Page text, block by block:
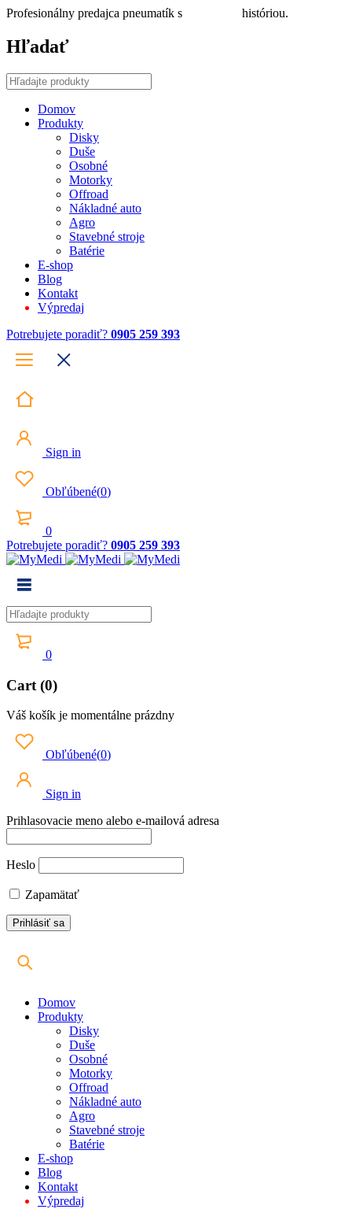
Profesionálny predajca pneumatík s históriou.
Hľadať
Domov
Produkty
Disky
Duše
Osobné
Motorky
Offroad
Nákladné auto
Agro
Stavebné stroje
Batérie
E-shop
Blog
Kontakt
Výpredaj
Potrebujete poradiť? 0905 259 393
Sign in
Obľúbené(0)
0
Potrebujete poradiť? 0905 259 393
0
Cart (0)
Váš košík je momentálne prázdny
Obľúbené(0)
Sign in
Prihlasovacie meno alebo e-mailová adresa
Heslo
Zapamätať
Domov
Produkty
Disky
Duše
Osobné
Motorky
Offroad
Nákladné auto
Agro
Stavebné stroje
Batérie
E-shop
Blog
Kontakt
Výpredaj